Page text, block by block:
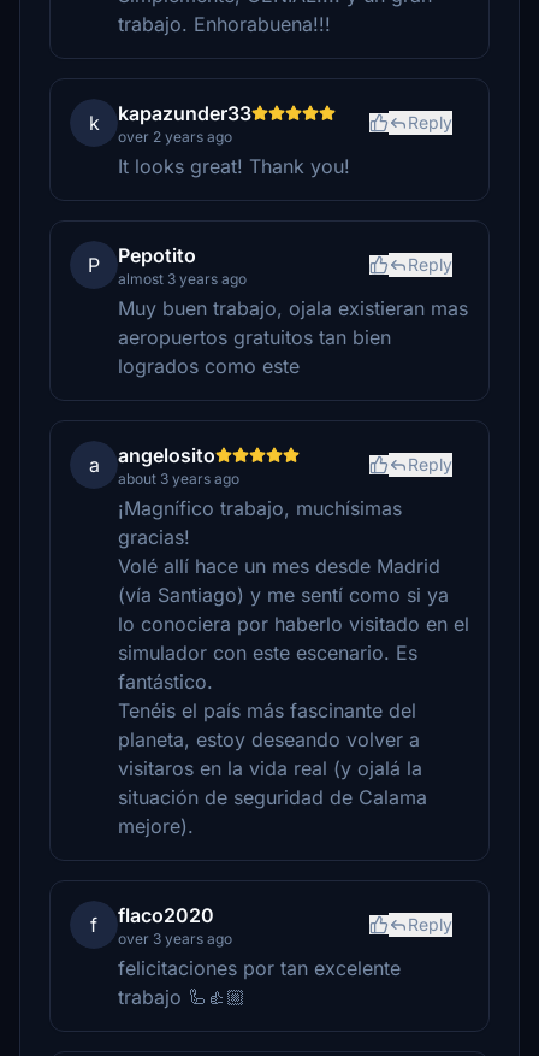
trabajo. Enhorabuena!!!
k kapazunder33
over 2 years ago
Reply
It looks great! Thank you!
P Pepotito
almost 3 years ago
Reply
Muy buen trabajo, ojala existieran mas
aeropuertos gratuitos tan bien
logrados como este
a angelosito
about 3 years ago
Reply
¡Magnífico trabajo, muchísimas
gracias!
Volé allí hace un mes desde Madrid
(vía Santiago) y me sentí como si ya
lo conociera por haberlo visitado en el
simulador con este escenario. Es
fantástico.
Tenéis el país más fascinante del
planeta, estoy deseando volver a
visitaros en la vida real (y ojalá la
situación de seguridad de Calama
mejore).
f flaco2020
over 3 years ago
Reply
felicitaciones por tan excelente
trabajo 🦾👍🏼